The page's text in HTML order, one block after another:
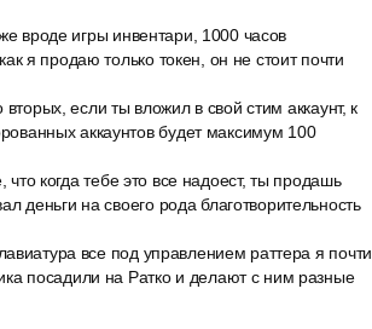
вроде игры инвентари, 1000 часов
я продаю только токен, он не стоит почти
если ты вложил в свой стим аккаунт, к
аккаунтов будет максимум 100
когда тебе это все надоест, ты продашь
деньги на своего рода благотворительность
все под управлением раттера я почти
посадили на Ратко и делают с ним разные